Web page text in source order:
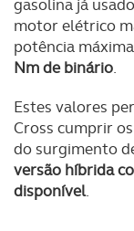
Adicionalmente
utilização do
parceiros e
dados pessoais
consentimento e
necessário no
Realçamos que
gasolina já
motor elétrico
potência
Nm de binário.
Estes valores
Cross cumprir os
do surgimento
versão híbrida
disponível.